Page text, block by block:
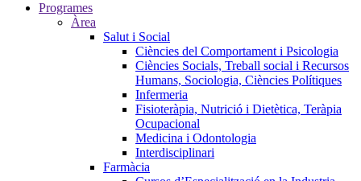
Programes
Àrea
Salut i Social
Ciències del Comportament i Psicologia
Ciències Socials, Treball social i Recursos
Humans, Sociologia, Ciències Polítiques
Infermeria
Fisioteràpia, Nutrició i Dietètica, Teràpia
Ocupacional
Medicina i Odontologia
Interdisciplinari
Farmàcia